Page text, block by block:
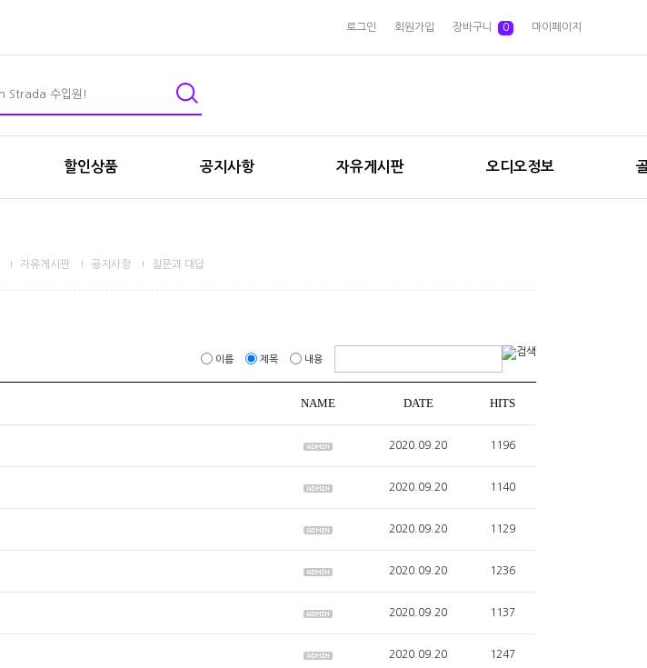
로그인 회원가입 장바구니 0 마이페이지
할인상품 공지사항 자유게시판 오디오정보
자유게시판 공지사항 질문과 대답
이름 제목 내용
NAME DATE HITS
2020.09.20 1196
2020.09.20 1140
2020.09.20 1129
2020.09.20 1236
2020.09.20 1137
2020.09.20 1247